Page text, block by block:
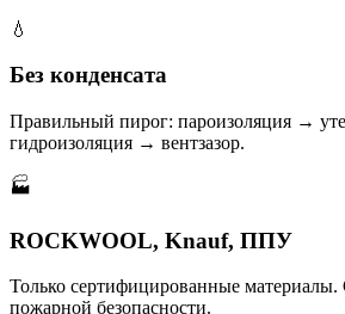
💧
Без конденсата
Правильный пирог: пароизоляция →
гидроизоляция → вентзазор.
🏭
ROCKWOOL, Knauf, ППУ
Только сертифицированные
пожарной безопасности.